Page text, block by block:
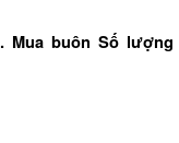
Mua buôn Số lượng